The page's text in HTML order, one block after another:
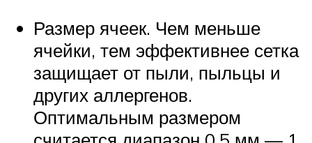
Размер ячеек. Чем меньше
ячейки, тем эффективнее сетка
защищает от пыли, пыльцы и
других аллергенов.
Оптимальным размером